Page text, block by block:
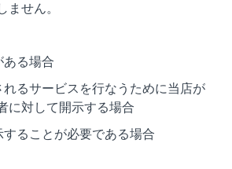
ません。
ある場合
るサービスを行なうために当店が
に対して開示する場合
ることが必要である場合